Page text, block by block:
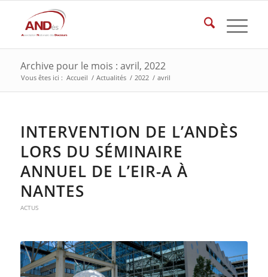
Archive pour le mois : avril, 2022
Vous êtes ici : Accueil / Actualités / 2022 / avril
INTERVENTION DE L’ANDÈS
LORS DU SÉMINAIRE
ANNUEL DE L’EIR-A À
NANTES
ACTUS